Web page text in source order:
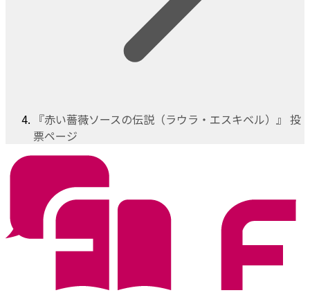
『赤い薔薇ソースの伝説（ラウラ・エスキベル）』 投
票ページ